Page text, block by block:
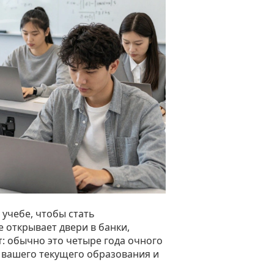
чтобы стать
открывает двери в банки,
обычно это четыре года очного
текущего образования и